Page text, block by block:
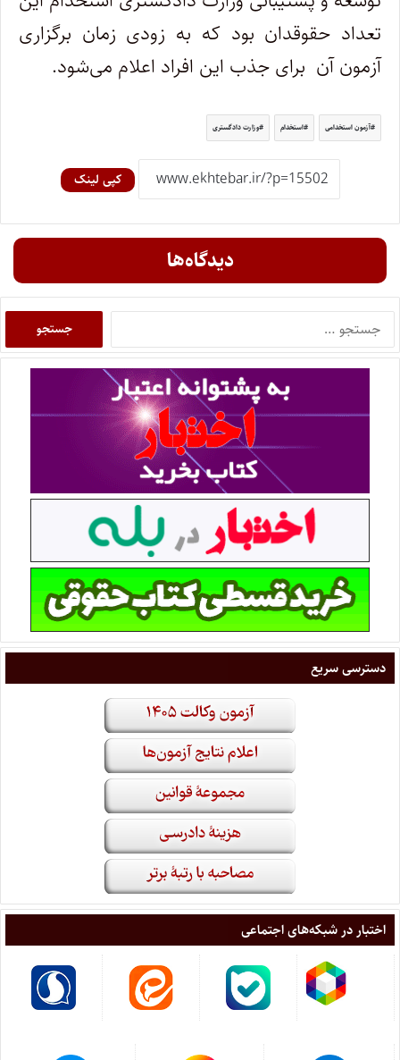
تعداد حقوقدان بود که به زودی زمان برگزاری
آزمون آن برای جذب این افراد اعلام می‌شود.
آزمون استخدامی استخدام وزارت دادگستری
کپی لینک
دیدگاه‌ها
دسترسی سریع
اختبار در شبکه‌های اجتماعی